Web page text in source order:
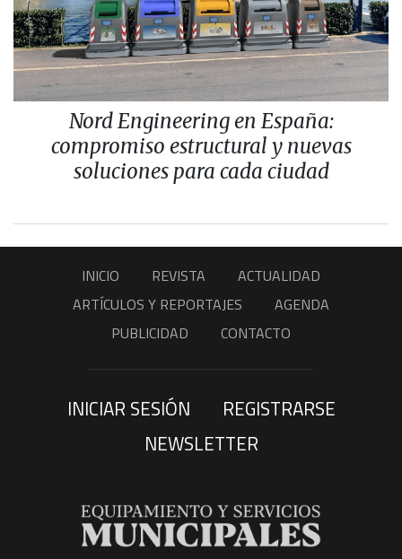
Nord Engineering en España:
compromiso estructural y nuevas
soluciones para cada ciudad
INICIO REVISTA
ACTUALIDAD
ARTÍCULOS Y REPORTAJES
AGENDA
PUBLICIDAD
CONTACTO
INICIAR SESIÓN
REGISTRARSE
NEWSLETTER